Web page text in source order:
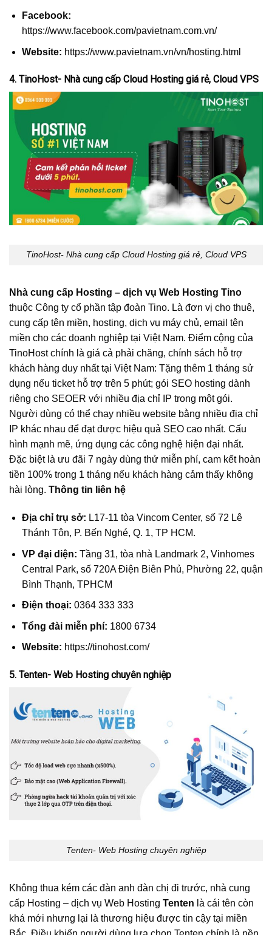
Facebook:
https://www.facebook.com/pavietnam.com.vn/
Website: https://www.pavietnam.vn/vn/hosting.html
4. TinoHost- Nhà cung cấp Cloud Hosting giá rẻ, Cloud VPS
TinoHost- Nhà cung cấp Cloud Hosting giá rẻ, Cloud VPS
Nhà cung cấp Hosting – dịch vụ Web Hosting Tino
thuộc Công ty cổ phần tập đoàn Tino. Là đơn vị cho thuê,
cung cấp tên miền, hosting, dịch vụ máy chủ, email tên
miền cho các doanh nghiệp tại Việt Nam. Điểm cộng của
TinoHost chính là giá cả phải chăng, chính sách hỗ trợ
khách hàng duy nhất tại Việt Nam: Tặng thêm 1 tháng sử
dụng nếu ticket hỗ trợ trên 5 phút; gói SEO hosting dành
riêng cho SEOER với nhiều địa chỉ IP trong một gói.
Người dùng có thể chạy nhiều website bằng nhiều địa chỉ
IP khác nhau để đạt được hiệu quả SEO cao nhất. Cấu
hình mạnh mẽ, ứng dụng các công nghệ hiện đại nhất.
Đặc biệt là ưu đãi 7 ngày dùng thử miễn phí, cam kết hoàn
tiền 100% trong 1 tháng nếu khách hàng cảm thấy không
hài lòng. Thông tin liên hệ
Địa chỉ trụ sở: L17-11 tòa Vincom Center, số 72 Lê
Thánh Tôn, P. Bến Nghé, Q. 1, TP HCM.
VP đại diện: Tầng 31, tòa nhà Landmark 2, Vinhomes
Central Park, số 720A Điện Biên Phủ, Phường 22, quận
Bình Thạnh, TPHCM
Điện thoại: 0364 333 333
Tổng đài miễn phí: 1800 6734
Website: https://tinohost.com/
5. Tenten- Web Hosting chuyên nghiệp
Tenten- Web Hosting chuyên nghiệp
Không thua kém các đàn anh đàn chị đi trước, nhà cung
cấp Hosting – dịch vụ Web Hosting Tenten là cái tên còn
khá mới nhưng lại là thương hiệu được tin cậy tại miền